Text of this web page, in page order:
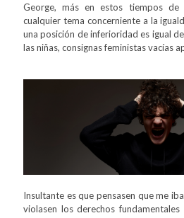
George, más en estos tiempos de
cualquier tema concerniente a la
una posición de inferioridad es igual
las niñas, consignas feministas vacías
Insultante es que pensasen que me
violasen los derechos